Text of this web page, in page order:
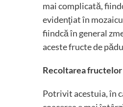
mai complicată,
evidenţiat în
fiindcă în general
aceste fructe de
Recoltarea fructelor
Potrivit acestuia, în